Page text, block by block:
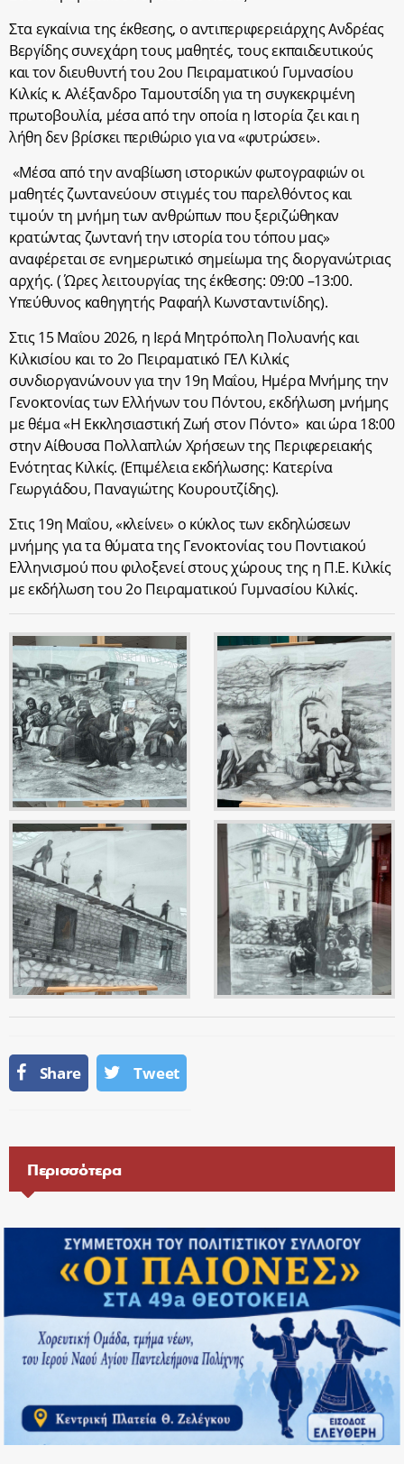
Στα εγκαίνια της έκθεσης, ο αντιπεριφερειάρχης Ανδρέας
Βεργίδης συνεχάρη τους μαθητές, τους εκπαιδευτικούς
και τον διευθυντή του 2ου Πειραματικού Γυμνασίου
Κιλκίς κ. Αλέξανδρο Ταμουτσίδη για τη συγκεκριμένη
πρωτοβουλία, μέσα από την οποία η Ιστορία ζει και η
λήθη δεν βρίσκει περιθώριο για να «φυτρώσει».
«Μέσα από την αναβίωση ιστορικών φωτογραφιών οι
μαθητές ζωντανεύουν στιγμές του παρελθόντος και
τιμούν τη μνήμη των ανθρώπων που ξεριζώθηκαν
κρατώντας ζωντανή την ιστορία του τόπου μας»
αναφέρεται σε ενημερωτικό σημείωμα της διοργανώτριας
αρχής. ( Ώρες λειτουργίας της έκθεσης: 09:00 –13:00.
Υπεύθυνος καθηγητής Ραφαήλ Κωνσταντινίδης).
Στις 15 Μαΐου 2026, η Ιερά Μητρόπολη Πολυανής και
Κιλκισίου και το 2ο Πειραματικό ΓΕΛ Κιλκίς
συνδιοργανώνουν για την 19η Μαΐου, Ημέρα Μνήμης την
Γενοκτονίας των Ελλήνων του Πόντου, εκδήλωση μνήμης
με θέμα «Η Εκκλησιαστική Ζωή στον Πόντο» και ώρα 18:00
στην Αίθουσα Πολλαπλών Χρήσεων της Περιφερειακής
Ενότητας Κιλκίς. (Επιμέλεια εκδήλωσης: Κατερίνα
Γεωργιάδου, Παναγιώτης Κουρουτζίδης).
Στις 19η Μαΐου, «κλείνει» ο κύκλος των εκδηλώσεων
μνήμης για τα θύματα της Γενοκτονίας του Ποντιακού
Ελληνισμού που φιλοξενεί στους χώρους της η Π.Ε. Κιλκίς
με εκδήλωση του 2ο Πειραματικού Γυμνασίου Κιλκίς.
Share Tweet
Περισσότερα